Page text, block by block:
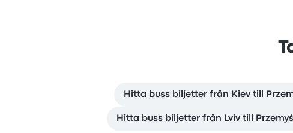
Hitta buss biljetter från Kiev till
Hitta buss biljetter från Lviv till Przemyśl